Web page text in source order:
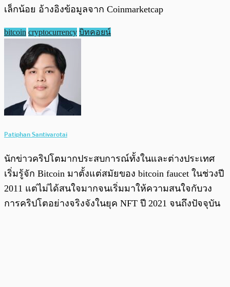
เล็กน้อย อ้างอิงข้อมูลจาก Coinmarketcap
bitcoin cryptocurrency บิทคอยน์
Patiphan Santivarotai
นักข่าวคริปโตมากประสบการณ์ทั้งในและต่างประเทศ
เริ่มรู้จัก Bitcoin มาตั้งแต่สมัยของ bitcoin faucet ในช่วงปี
2011 แต่ไม่ได้สนใจมากจนเริ่มมาให้ความสนใจกับวง
การคริปโตอย่างจริงจังในยุค NFT ปี 2021 จนถึงปัจจุบัน